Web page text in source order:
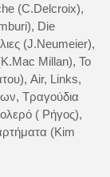
(C.Delcroix),
Die
(J.Neumeier),
Millan), Το
Air, Links,
Τραγούδια
( Ρήγος),
(Kim